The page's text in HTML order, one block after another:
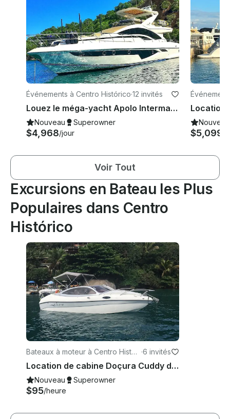
Événements à Centro Histórico·12 invités
Louez le méga-yacht Apolo Intermarine Power de 80 pieds à Paraty, Rio de Janeiro
Nouveau Superowner
$4,968/jour
Nouveau
$5,099
Voir Tout
Excursions en Bateau les Plus
Populaires dans Centro
Histórico
Bateaux à moteur à Centro Históri
co
·6 invités
Location de cabine Doçura Cuddy de 21 pieds à Paraty, au Brésil, idéale pour les couples
Nouveau Superowner
$95/heure